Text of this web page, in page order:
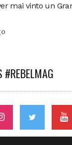
mai vinto un
#REBELMAG